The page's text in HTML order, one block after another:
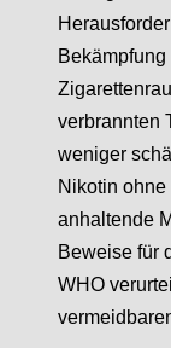
verbrannten
weniger
Nikotin
anhaltende
Beweise für
WHO